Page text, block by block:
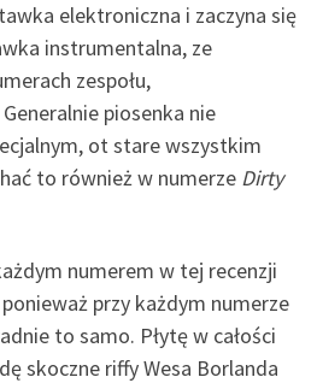
elektroniczna i zaczyna się
instrumentalna, ze
zespołu,
piosenka nie
ot stare wszystkim
to również w numerze Dirty
numerem w tej recenzji
przy każdym numerze
to samo. Płytę w całości
skoczne riffy Wesa Borlanda